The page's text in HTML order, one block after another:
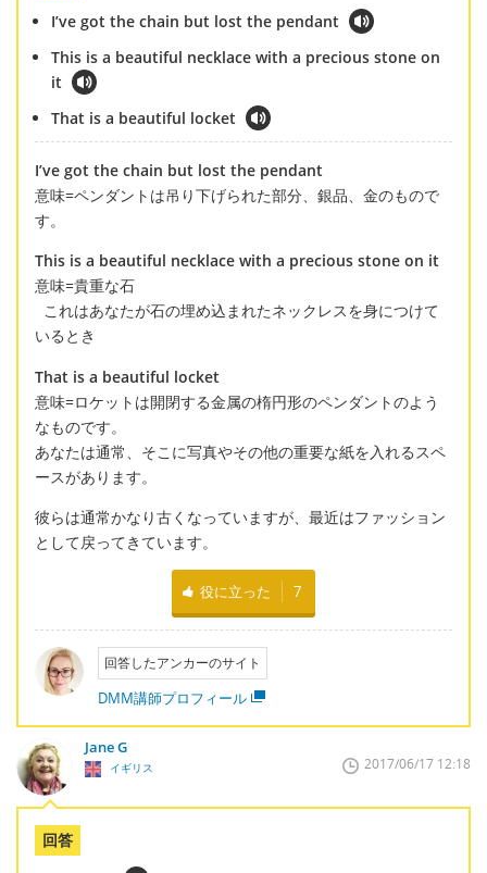
I’ve got the chain but lost the pendant
This is a beautiful necklace with a precious stone on
it
That is a beautiful locket
I’ve got the chain but lost the pendant
意味=ペンダントは吊り下げられた部分、銀品、金のもので
す。
This is a beautiful necklace with a precious stone on it
意味=貴重な石
これはあなたが石の埋め込まれたネックレスを身につけて
いるとき
That is a beautiful locket
意味=ロケットは開閉する金属の楕円形のペンダントのよう
なものです。
あなたは通常、そこに写真やその他の重要な紙を入れるスペ
ースがあります。
彼らは通常かなり古くなっていますが、最近はファッション
として戻ってきています。
役に立った 7
回答したアンカーのサイト
DMM講師プロフィール
Jane G
イギリス 2017/06/17 12:18
回答